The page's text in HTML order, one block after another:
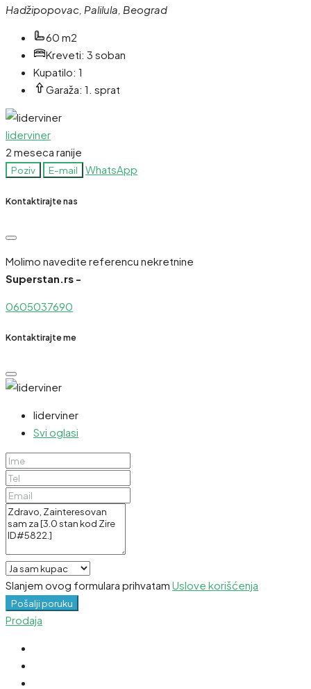
Hadžipopovac, Palilula, Beograd
60 m2
Kreveti: 3 soban
Kupatilo: 1
Garaža: 1. sprat
liderviner
2 meseca ranije
Poziv E-mail WhatsApp
Kontaktirajte nas
Molimo navedite referencu nekretnine
Superstan.rs -
0605037690
Kontaktirajte me
liderviner
Svi oglasi
Slanjem ovog formulara prihvatam Uslove korišćenja
Pošalji poruku
Prodaja